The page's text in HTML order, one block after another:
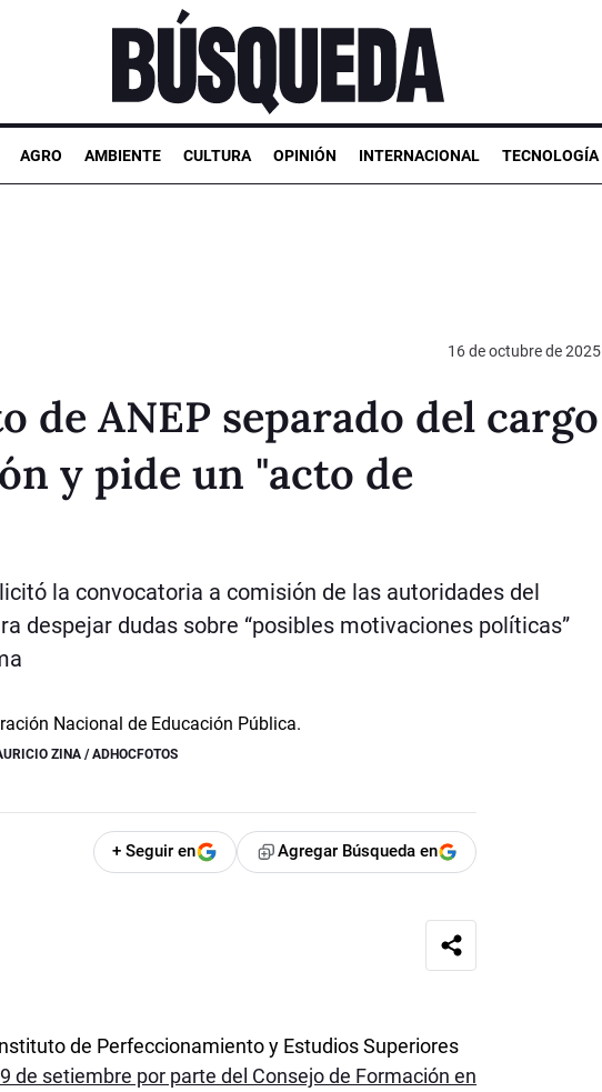
AGRO AMBIENTE CULTURA OPINIÓN INTERNACIONAL TECNOLOGÍA
16 de octubre de 2025
ANEP separado del cargo
y pide un "acto de
la convocatoria a comisión de las autoridades del
despejar dudas sobre “posibles motivaciones políticas”
ZINA / ADHOCFOTOS
+ Seguir en Agregar Búsqueda en
de Perfeccionamiento y Estudios Superiores
de setiembre por parte del Consejo de Formación en